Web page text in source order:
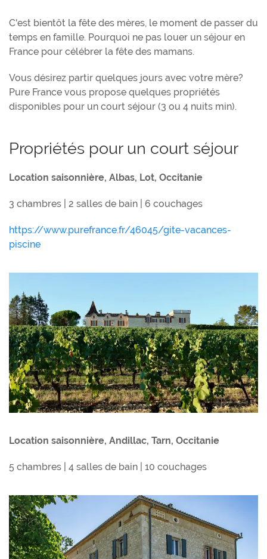
C'est bientôt la fête des mères, le moment de passer du
temps en famille. Pourquoi ne pas louer un séjour en
France pour célébrer la fête des mamans.
Vous désirez partir quelques jours avec votre mère?
Pure France vous propose quelques propriétés
disponibles pour un court séjour (3 ou 4 nuits min).
Propriétés pour un court séjour
Location saisonnière, Albas, Lot, Occitanie
3 chambres | 2 salles de bain | 6 couchages
https://www.purefrance.fr/46045/gite-vacances-
piscine
Location saisonnière, Andillac, Tarn, Occitanie
5 chambres | 4 salles de bain | 10 couchages